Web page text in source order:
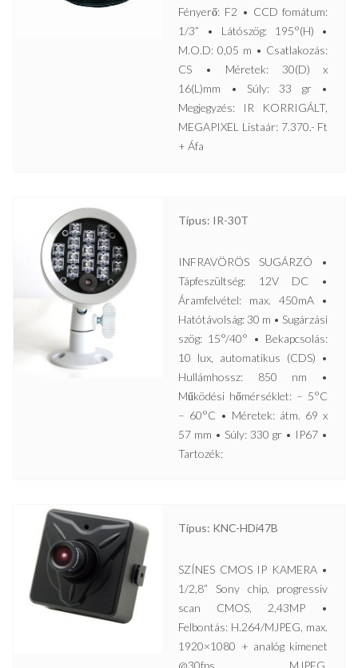
Fényerő: F2 • CCD fomátum:
1/3” • Látószög: 195°(H) •
M.O.D: 0,05 m • Csatlakozás:
CS • Méretek: 30(D) x
16(L)mm • Súly: 33 gr •
Megjegyzés: IR KORRIGÁLT,
MEGAPIXEL Listaár: 7.370.- Ft
+ Áfa
Típus: IR-30T
INFRAVÖRÖS SUGÁRZÓ •
Tápfeszültség: 12V DC •
Áramfelvétel: max. 450mA •
Hatótávolság: 30 m • Sugárzási
szög: 15°/40° • Bekapcsolás:
10 lux, automatikus (CDS) •
Hullámhossz: 850 nm •
Működési hőmérséklet: – 5°C
– 60°C • Méretek: átm. 69 x
57 mm • Súly: 330 gr • IP67 •
Tartozék:
Típus: KNC-HDi47B
SZÍNES CMOS IP KAMERA •
1/2,8” Sony chip, progressiv
scan CMOS, 2,43MP •
Felbontás: H.264/MJPEG, max.
1920×1080 + analóg kimenet
@30fps, MJPEG,